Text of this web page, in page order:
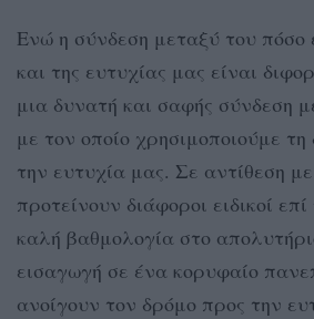
Ενώ η σύνδεση μεταξύ του πόσο
και της ευτυχίας μας είναι
μια δυνατή και σαφής σύνδεση
με τον οποίο χρησιμοποιούμε τη
την ευτυχία μας. Σε αντίθεση
προτείνουν διάφοροι ειδικοί
καλή βαθμολογία στο
εισαγωγή σε ένα κορυφαίο
ανοίγουν τον δρόμο προς την